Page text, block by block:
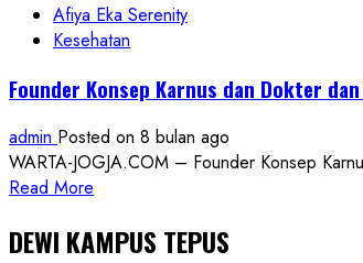
Operasional
Afiya Eka Serenity
Kesehatan
Founder Konsep Karnus dan Dokter
admin Posted on 8 bulan ago
WARTA-JOGJA.COM – Founder Konsep
Read More
about
DEWI KAMPUS TEPUS